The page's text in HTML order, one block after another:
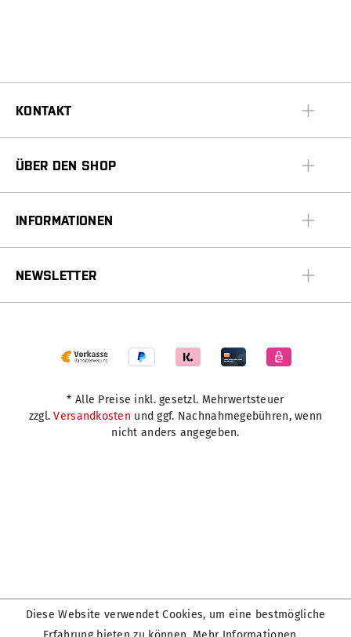
KONTAKT
ÜBER DEN SHOP
INFORMATIONEN
NEWSLETTER
* Alle Preise inkl. gesetzl. Mehrwertsteuer
zzgl.Versandkosten und ggf. Nachnahmegebühren, wenn
nicht anders angegeben.
Diese Website verwendet Cookies, um eine bestmögliche